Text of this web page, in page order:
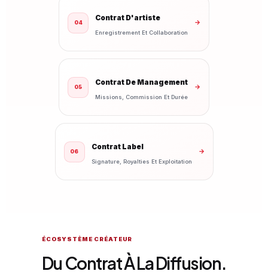
04
Contrat D'artiste
Enregistrement Et Collaboration
→
05
Contrat De Management
Missions, Commission Et Durée
→
06
Contrat Label
Signature, Royalties Et Exploitation
→
ÉCOSYSTÈME CRÉATEUR
Du Contrat À La Diffusion.